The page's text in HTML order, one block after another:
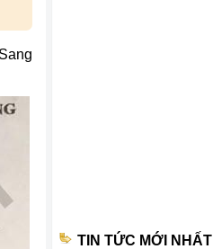
TIN TỨC MỚI NHẤT